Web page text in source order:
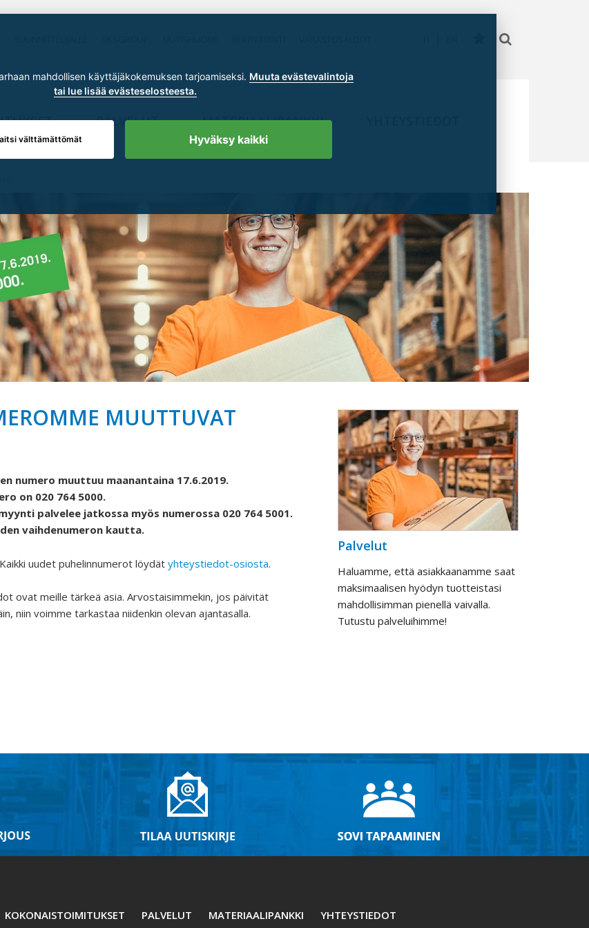
PALVELUT MATERIAALIPANKKI
MUUTTUVAT
numero muuttuu maanantaina 17.6.2019.
on 020 764 5000.
palvelee jatkossa myös numerossa 020 764 5001.
vaihdenumeron kautta.
uudet puhelinnumerot löydätyhteystiedot-osiosta.
ovat meille tärkeä asia. Arvostaisimmekin, jos päivität
niin voimme tarkastaa niidenkin olevan ajantasalla.
Palvelut
Haluamme, että asiakkaanamme saat
maksimaalisen hyödyn tuotteistasi
mahdollisimman pienellä vaivalla.
Tutustu palveluihimme!
KOKONAISTOIMITUKSET PALVELUT MATERIAALIPANKKI YHTEYSTIEDOT
mahdollisen käyttäjäkokemuksen tarjoamiseksi. Muuta evästevalintoja
tai lue lisää evästeselosteesta.
Hyväksy kaikki
välttämättömät